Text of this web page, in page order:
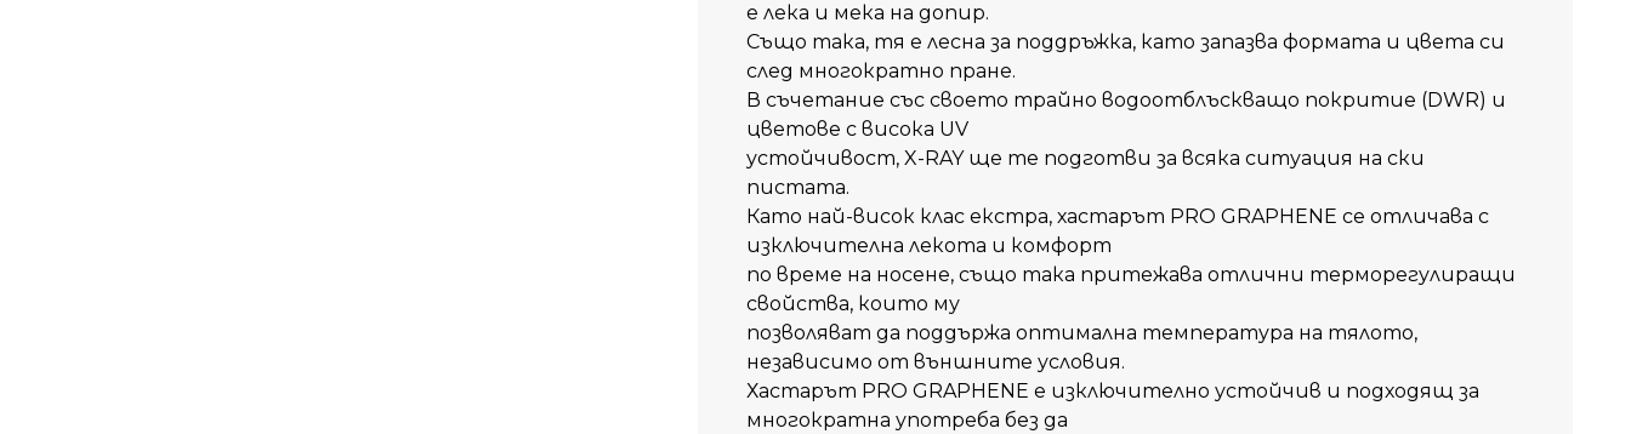
е лека и мека на допир.
Също така, тя е лесна за поддръжка, като запазва формата и цвета си
след многократно пране.
В съчетание със своето трайно водоотблъскващо покритие (DWR) и
цветове с висока UV
устойчивост, X-RAY ще те подготви за всяка ситуация на ски
пистата.
Като най-висок клас екстра, хастарът PRO GRAPHENE се отличава с
изключителна лекота и комфорт
по време на носене, също така притежава отлични терморегулиращи
свойства, които му
позволяват да поддържа оптимална температура на тялото,
независимо от външните условия.
Хастарът PRO GRAPHENE е изключително устойчив и подходящ за
многократна употреба без да